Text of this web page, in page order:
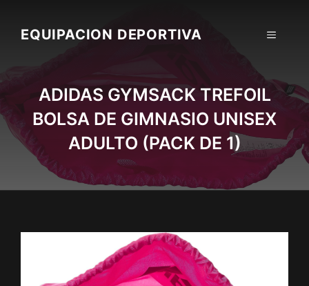
contentEQUIPACION DEPORTIVA MENU
ADIDAS GYMSACK TREFOIL
BOLSA DE GIMNASIO UNISEX
ADULTO (PACK DE 1)